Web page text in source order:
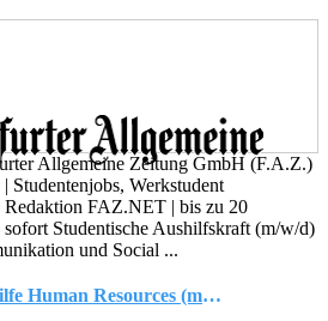
Allgemeine Zeitung GmbH (F.A.Z.)
| Studentenjobs, Werkstudent
FAZ.NET | bis zu 20
sofort Studentische Aushilfskraft (m/w/d)
und Social ...
Studentische Aushilfe Human Resources (m/w/d)